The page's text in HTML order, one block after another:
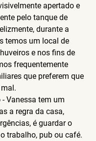
apertado e
pelo tanque de
durante a
temos um local de
e nos fins de
frequentemente
que preferem que
- Vanessa tem um
a regra da casa,
é guardar o
trabalho, pub ou café.